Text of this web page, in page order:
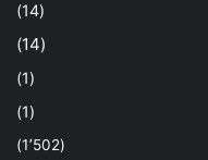
(14)
(14)
(1)
(1)
(1٬502)